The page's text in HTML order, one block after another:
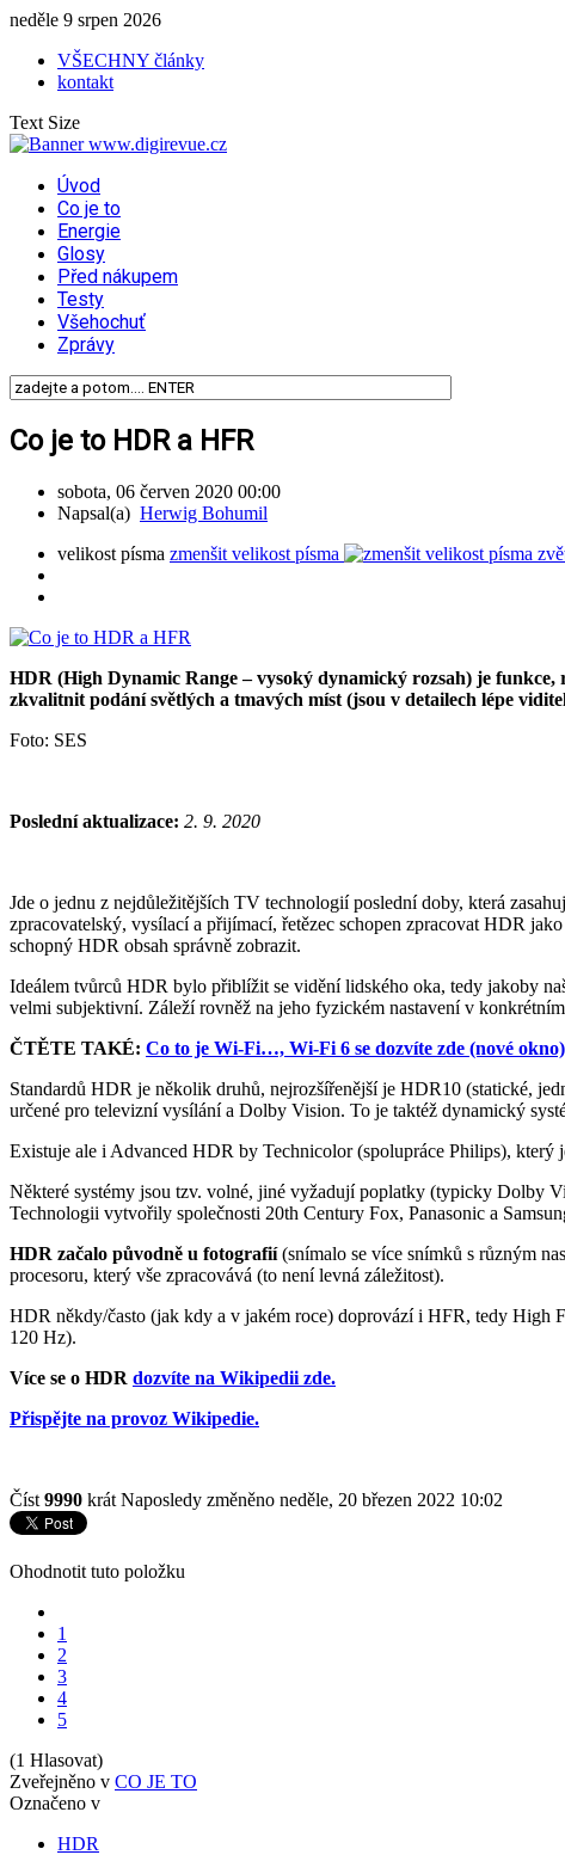
neděle 9 srpen 2026
VŠECHNY články
kontakt
Text Size
Úvod
Co je to
Energie
Glosy
Před nákupem
Testy
Všehochuť
Zprávy
Co je to HDR a HFR
sobota, 06 červen 2020 00:00
Napsal(a) Herwig Bohumil
velikost písma zmenšit velikost písma
HDR (High Dynamic Range – vysoký dynamický rozsah) je
zkvalitnit podání světlých a tmavých míst (jsou v detailech lépe
Foto: SES
Poslední aktualizace: 2. 9. 2020
Jde o jednu z nejdůležitějších TV technologií poslední doby, která
zpracovatelský, vysílací a přijímací, řetězec schopen zpracovat HDR
schopný HDR obsah správně zobrazit.
Ideálem tvůrců HDR bylo přiblížit se vidění lidského oka, tedy jakoby
velmi subjektivní. Záleží rovněž na jeho fyzickém nastavení v
ČTĚTE TAKÉ: Co to je Wi-Fi…, Wi-Fi 6 se dozvíte zde (nové okno)
Standardů HDR je několik druhů, nejrozšířenější je HDR10 (statické,
určené pro televizní vysílání a Dolby Vision. To je taktéž dynamický
Existuje ale i Advanced HDR by Technicolor (spolupráce Philips), který
Některé systémy jsou tzv. volné, jiné vyžadují poplatky (typicky Dolby
Technologii vytvořily společnosti 20th Century Fox, Panasonic a
HDR začalo původně u fotografií(snímalo se více snímků s různým
procesoru, který vše zpracovává (to není levná záležitost).
HDR někdy/často (jak kdy a v jakém roce) doprovází i HFR, tedy High
120 Hz).
Více se o HDR dozvíte na Wikipedii zde.
Přispějte na provoz Wikipedie.
Číst 9990 krát Naposledy změněno neděle, 20 březen 2022 10:02
Ohodnotit tuto položku
1
2
3
4
5
(1 Hlasovat)
Zveřejněno v CO JE TO
Označeno v
HDR